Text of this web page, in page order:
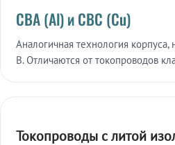
СВА (Al) и СВС (Cu)
Аналогичная технология
В. Отличаются от токопроводов
Токопроводы с литой